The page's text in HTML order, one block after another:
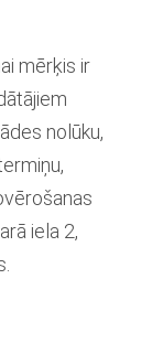
mērķis ir
nolūku,
iela 2,